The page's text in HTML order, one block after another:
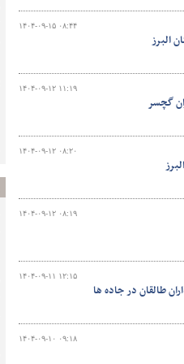
۱۴۰۴-۰۹-۱۵ ۰۸:۴۴
البرز
۱۴۰۴-۰۹-۱۲ ۱۱:۱۹
گچسر
۱۴۰۴-۰۹-۱۲ ۰۸:۲۰
۱۴۰۴-۰۹-۱۲ ۰۸:۱۹
۱۴۰۴-۰۹-۱۱ ۱۲:۱۵
طالقان در جاده ها
۱۴۰۴-۰۹-۱۰ ۰۹:۱۸